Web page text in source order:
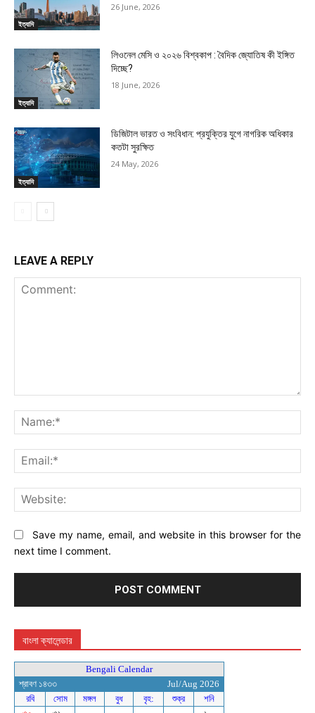
ইত্যাদি
26 June, 2026
ইত্যাদি
লিওনেল মেসি ও ২০২৬ বিশ্বকাপ : বৈদিক জ্যোতিষ কী ইঙ্গিত
দিচ্ছে?
18 June, 2026
ইত্যাদি
ডিজিটাল ভারত ও সংবিধান: প্রযুক্তির যুগে নাগরিক অধিকার
কতটা সুরক্ষিত
24 May, 2026
LEAVE A REPLY
Save my name, email, and website in this browser for the
next time I comment.
বাংলা ক্যালেন্ডার